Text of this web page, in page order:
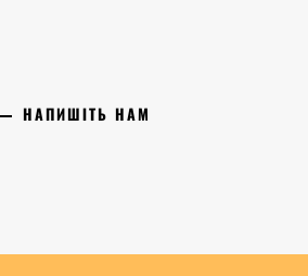
НАПИШІТЬ НАМ